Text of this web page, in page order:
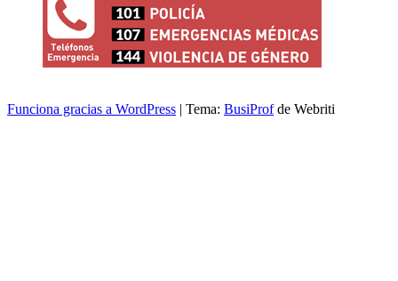
Funciona gracias a WordPress | Tema: BusiProfde Webriti